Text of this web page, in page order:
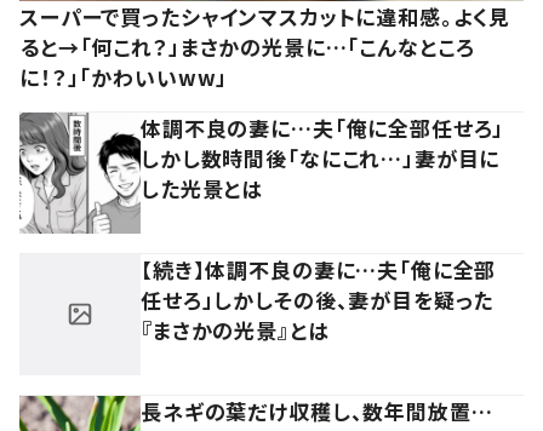
スーパーで買ったシャインマスカットに違和感。よく見
ると→「何これ？」まさかの光景に…「こんなところ
に！？」「かわいいww」
体調不良の妻に…夫「俺に全部任せろ」
しかし数時間後「なにこれ…」妻が目に
した光景とは
【続き】体調不良の妻に…夫「俺に全部
任せろ」しかしその後、妻が目を疑った
『まさかの光景』とは
長ネギの葉だけ収穫し、数年間放置…